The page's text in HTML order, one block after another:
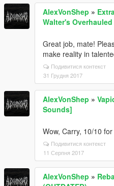
AlexVonShep »
Walter's
Great job, mate!
make reality in
Подивитися контекст
31 Грудня 2017
AlexVonShep »
Sounds]
Wow, Carry, 10/10
Подивитися контекст
11 Серпня 2017
AlexVonShep »